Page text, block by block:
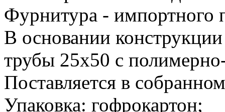
Фурнитура - импортного
В основании
трубы 25х50 с
Поставляется в
Упаковка: гофрокартон;